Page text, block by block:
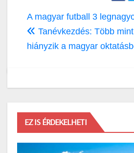
Bejegyzés
navigáció
A magyar futball 3
Tanévkezdés: Több
hiányzik a magyar
EZ IS ÉRDEKELHETI